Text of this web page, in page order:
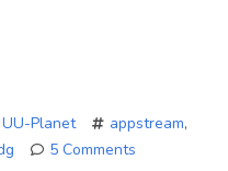
UU-Planet appstream,
5 Comments